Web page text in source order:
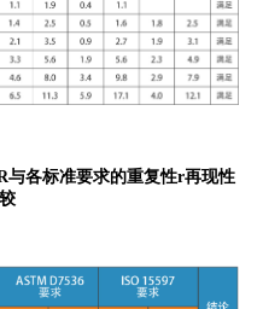
与各标准要求的重复性r再现性